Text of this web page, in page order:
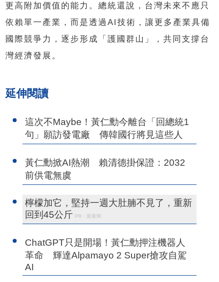
更高附加價值的能力。總統還說，台灣未來不應只
依賴單一產業，而是透過AI技術，讓更多產業具備
國際競爭力，逐步形成「護國群山」，共同支撐台
灣經濟發展。
延伸閱讀
這次不Maybe！黃仁勳今離台「回總統1
句」願訪發電廠 傳韓國行將見這些人
黃仁勳掀AI熱潮 賴清德掛保證：2032
前供電無虞
檸檬加它，堅持一週大肚腩不見了，重新
回到45公斤 PR・新素簡
ChatGPT只是開場！黃仁勳押注機器人
革命 輝達Alpamayo 2 Super搶攻自駕
AI